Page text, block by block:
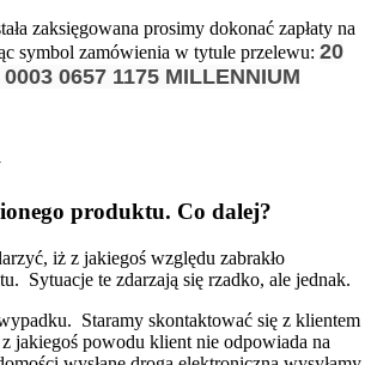
zaksięgowana prosimy dokonać zapłaty na
symbol zamówienia w tytule przelewu: 20
0657 1175 MILLENNIUM
produktu. Co dalej?
iż z jakiegoś względu zabrakło
Sytuacje te zdarzają się rzadko, ale jednak.
Staramy skontaktować się z klientem
jakiegoś powodu klient nie odpowiada na